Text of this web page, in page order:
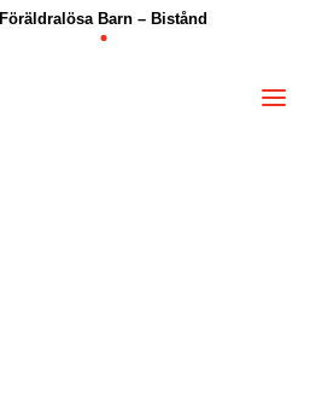
Föräldralösa Barn – Bistånd